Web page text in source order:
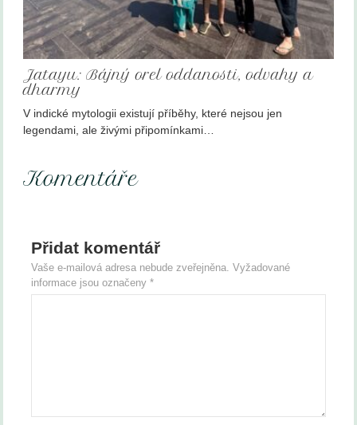
Jatayu: Bájný orel oddanosti, odvahy a
dharmy
V indické mytologii existují příběhy, které nejsou jen
legendami, ale živými připomínkami…
Komentáře
Přidat komentář
Vaše e-mailová adresa nebude zveřejněna. Vyžadované
informace jsou označeny*